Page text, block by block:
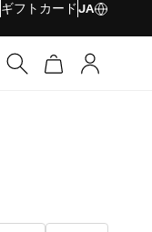
ギフトカードJA